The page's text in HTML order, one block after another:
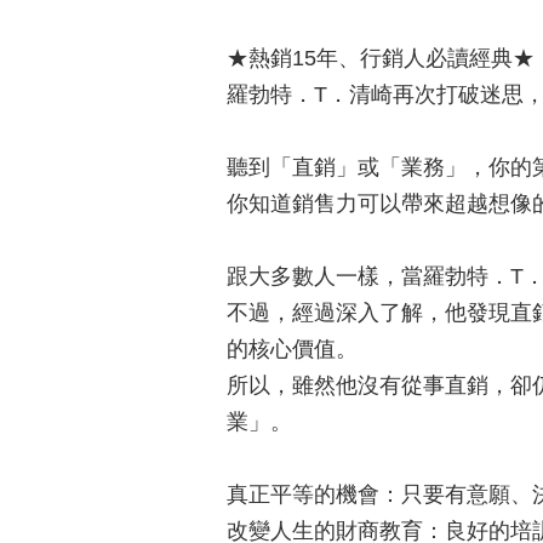
★熱銷15年、行銷人必讀經典★
羅勃特．T．清崎再次打破迷思
聽到「直銷」或「業務」，你的
你知道銷售力可以帶來超越想
跟大多數人一樣，當羅勃特．T
不過，經過深入了解，他發現
的核心價值。
所以，雖然他沒有從事直銷，
業」。
真正平等的機會：只要有意願
改變人生的財商教育：良好的培